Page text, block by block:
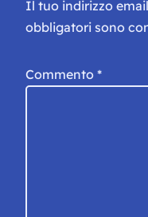
Il tuo indirizzo
obbligatori sono
Commento *